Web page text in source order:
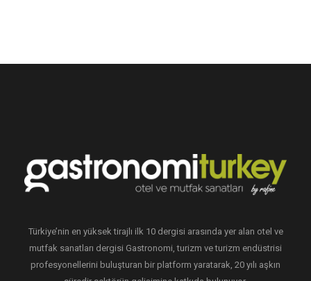
Türkiye’nin en yüksek tirajlı ilk 10 dergisi arasında yer alan otel ve
mutfak sanatları dergisi Gastronomi, turizm ve turizm endüstrisi
profesyonellerini buluşturan bir platform yaratarak, 20 yılı aşkın